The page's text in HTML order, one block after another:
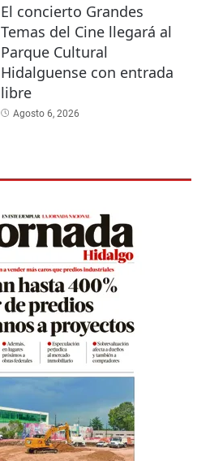
El concierto Grandes
Temas del Cine llegará al
Parque Cultural
Hidalguense con entrada
libre
Agosto 6, 2026